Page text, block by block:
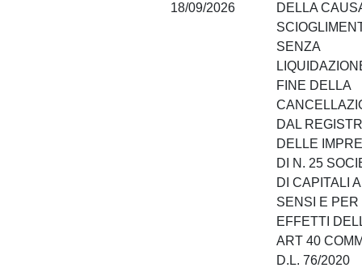
18/09/2026
DELLA
SENZA
FINE DELLA
DAL
DELLE
DI N. 25
DI CAPITALI
SENSI E PER
EFFETTI
ART 40
D.L. 76/2020